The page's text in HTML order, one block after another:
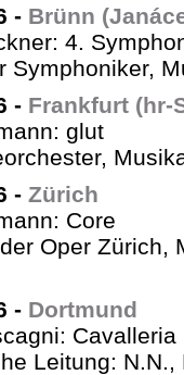
- Brünn
4.
Symphoniker,
- Frankfurt (hr-
glut
- Zürich
Core
Oper Zürich,
- Dortmund
Leitung: N.N.,